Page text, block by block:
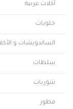
أكلات عربية
حلويات
الساندويشات و
سلطات
شوربات
فطور